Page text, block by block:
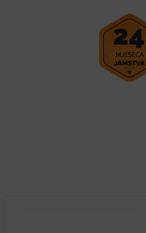
24